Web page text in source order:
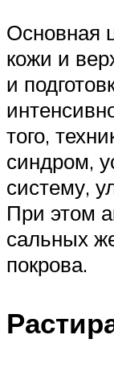
Основная
кожи и
и
того,
синдром,
систему,
При этом
сальных
покрова.